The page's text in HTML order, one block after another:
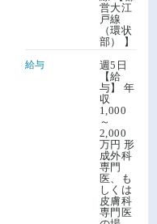
営大江
戸線
（環状
部） 】
給与
週5日
【給
与】 年
収
1,000
～
2,000
万円 形
成外科
専門
医、も
しくは
皮膚科
専門医